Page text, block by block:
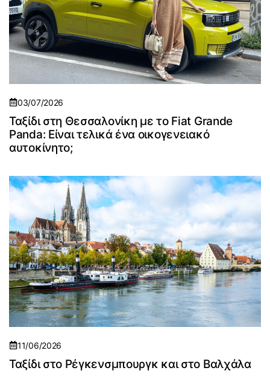
03/07/2026
Ταξίδι στη Θεσσαλονίκη με το Fiat Grande
Panda: Είναι τελικά ένα οικογενειακό
αυτοκίνητο;
11/06/2026
Ταξίδι στο Ρέγκενσμπουργκ και στο Βαλχάλα